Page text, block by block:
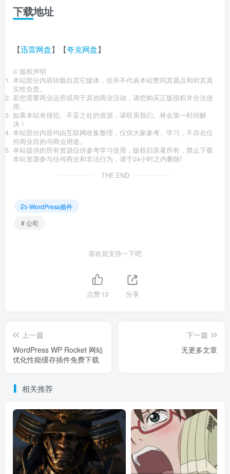
下载地址
【迅雷网盘】【夸克网盘】
© 版权声明
本站部分内容转载自其它媒体，但并不代表本站赞同其观点和对其真
实性负责。
若您需要商业运营或用于其他商业活动，请您购买正版授权并合法使
用。
如果本站有侵犯、不妥之处的资源，请联系我们。将会第一时间解
决！
本站部分内容均由互联网收集整理，仅供大家参考、学习，不存在任
何商业目的与商业用途。
本站提供的所有资源仅供参考学习使用，版权归原著所有，禁止下载
本站资源参与任何商业和非法行为，请于24小时之内删除!
THE END
WordPress插件
# 公司
喜欢就支持一下吧
点赞13 分享
上一篇
WordPress WP Rocket 网站
优化性能缓存插件免费下载
下一篇
无更多文章
相关推荐